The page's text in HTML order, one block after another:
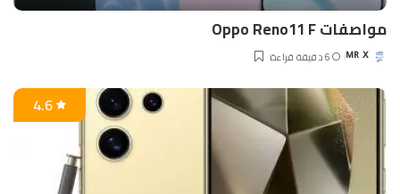
مواصفات Oppo Reno11 F
Posted
MR X 6 دقيقة قراءة
4.6